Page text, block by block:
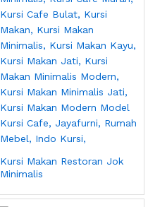
Kursi Makan Restoran Jok
Minimalis